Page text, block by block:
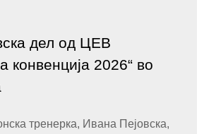
дел од ЦЕВ
конвенција 2026“ во
тренерка, Ивана Пејовска,